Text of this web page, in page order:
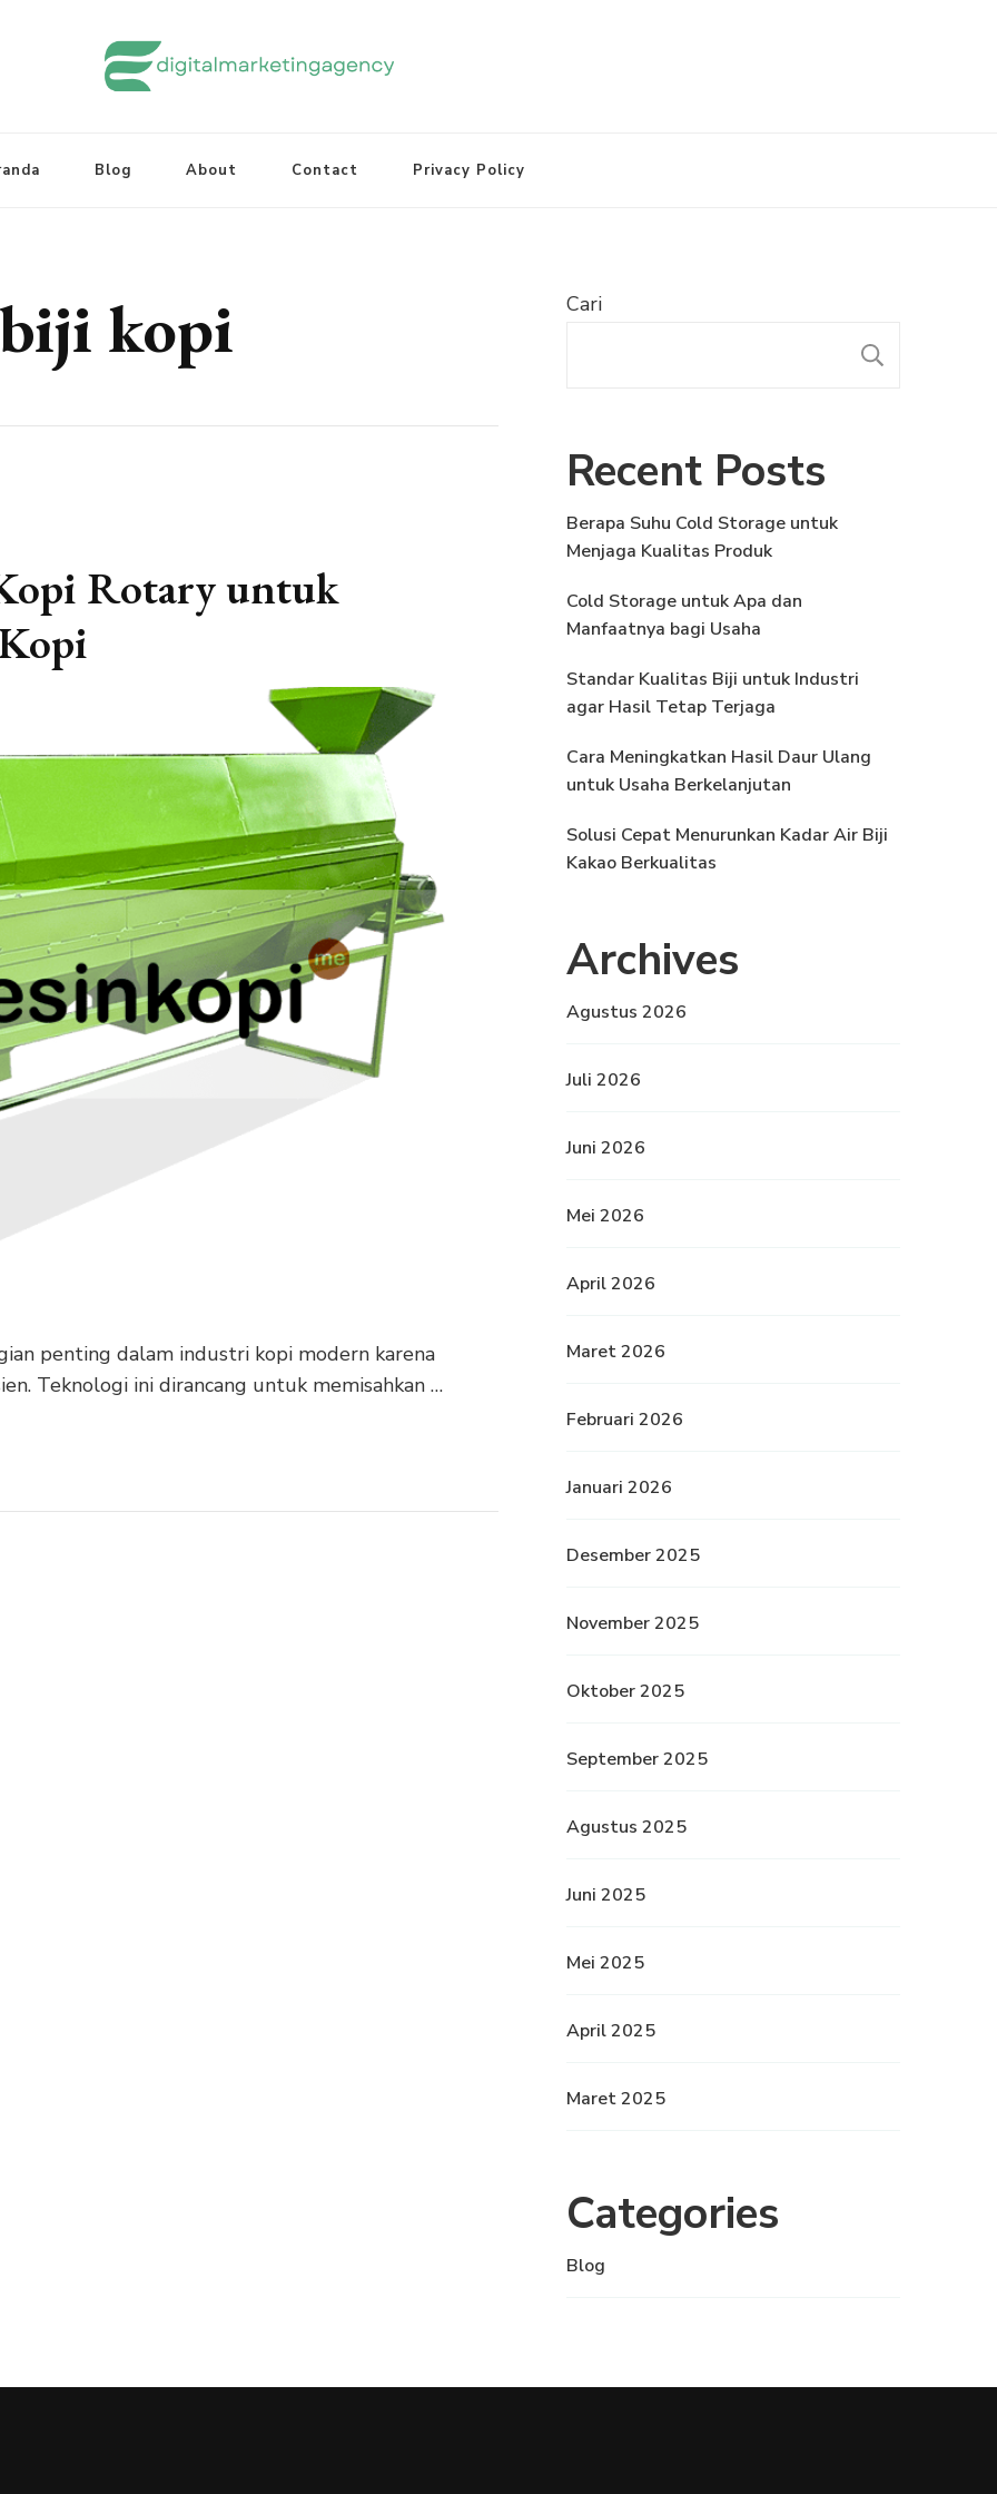
Blog About Contact Privacy Policy
kopi
Rotary untuk
penting dalam industri kopi modern karena
Teknologi ini dirancang untuk memisahkan …
Cari
Recent Posts
Berapa Suhu Cold Storage untuk
Menjaga Kualitas Produk
Cold Storage untuk Apa dan
Manfaatnya bagi Usaha
Standar Kualitas Biji untuk Industri
agar Hasil Tetap Terjaga
Cara Meningkatkan Hasil Daur Ulang
untuk Usaha Berkelanjutan
Solusi Cepat Menurunkan Kadar Air Biji
Kakao Berkualitas
Archives
Agustus 2026
Juli 2026
Juni 2026
Mei 2026
April 2026
Maret 2026
Februari 2026
Januari 2026
Desember 2025
November 2025
Oktober 2025
September 2025
Agustus 2025
Juni 2025
Mei 2025
April 2025
Maret 2025
Categories
Blog